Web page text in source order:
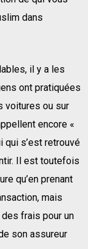
dans
il y a les
ont pratiquées
voitures ou sur
encore «
qui s’est retrouvé
Il est toutefois
qu’en prenant
mais
des frais pour un
son assureur